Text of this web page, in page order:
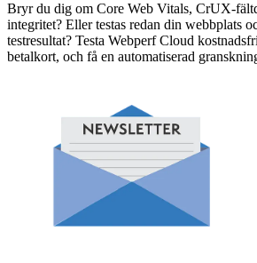
Bryr du dig om Core Web Vitals, CrUX-
integritet? Eller testas redan din webbplats
testresultat? Testa Webperf Cloud
betalkort, och få en automatiserad